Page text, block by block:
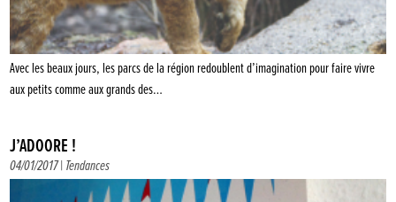
Avec les beaux jours, les parcs de la région redoublent d’imagination pour faire vivre
aux petits comme aux grands des…
J’ADÔÔRE !
04/01/2017 |Tendances